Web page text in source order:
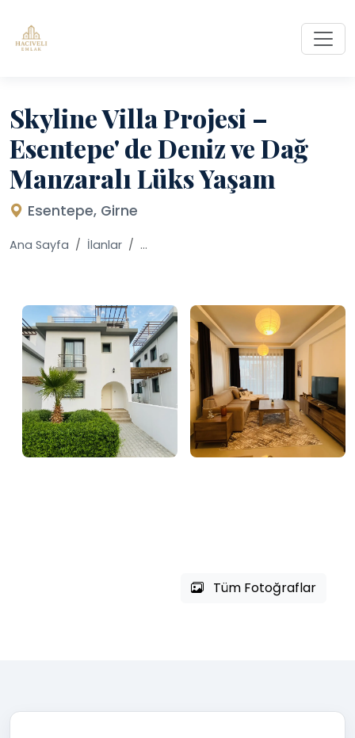
Skyline Villa Projesi –
Esentepe' de Deniz ve Dağ
Manzaralı Lüks Yaşam
Esentepe, Girne
Ana Sayfa İlanlar ...
Tüm Fotoğraflar